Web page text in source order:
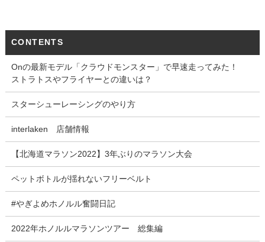
CONTENTS
Onの最新モデル「クラウドモンスター」で早速走ってみた！
ストラトスやフライヤーとの違いは？
スターシューレーシングのやり方
interlaken 店舗情報
【北海道マラソン2022】3年ぶりのマラソン大会
ペットボトルが揺れないフリーベルト
#やぎよめホノルル奮闘日記
2022年ホノルルマラソンツアー 総集編